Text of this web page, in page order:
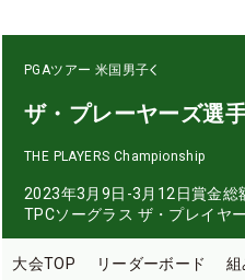
PGAツアー 米国男子
ザ・プレーヤーズ選
THE PLAYERS Championship
2023年3月9日-3月12日賞金総
TPCソーグラス ザ・プレイヤ
大会TOP リーダーボード 組